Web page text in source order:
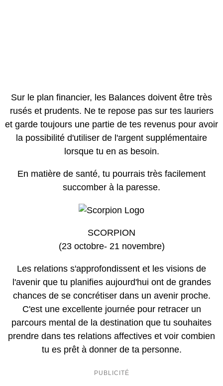
Sur le plan financier, les Balances doivent être très
rusés et prudents. Ne te repose pas sur tes lauriers
et garde toujours une partie de tes revenus pour avoir
la possibilité d'utiliser de l'argent supplémentaire
lorsque tu en as besoin.
En matière de santé, tu pourrais très facilement
succomber à la paresse.
SCORPION
(23 octobre- 21 novembre)
Les relations s'approfondissent et les visions de
l'avenir que tu planifies aujourd'hui ont de grandes
chances de se concrétiser dans un avenir proche.
C'est une excellente journée pour retracer un
parcours mental de la destination que tu souhaites
prendre dans tes relations affectives et voir combien
tu es prêt à donner de ta personne.